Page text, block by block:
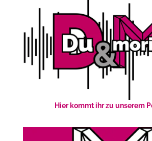
Hier kommt ihr zu unserem